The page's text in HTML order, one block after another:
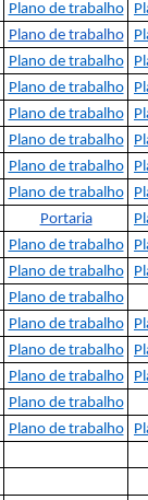
Plano de trabalho
Plano de trabalho
Plano de trabalho
Plano de trabalho
Plano de trabalho
Plano de trabalho
Plano de trabalho
Plano de trabalho
Portaria
Plano de trabalho
Plano de trabalho
Plano de trabalho
Plano de trabalho
Plano de trabalho
Plano de trabalho
Plano de trabalho
Plano de trabalho